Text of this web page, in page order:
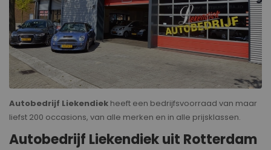
Autobedrijf Liekendiek heeft een bedrijfsvoorraad van maar
liefst 200 occasions, van alle merken en in alle prijsklassen.
Autobedrijf Liekendiek uit Rotterdam